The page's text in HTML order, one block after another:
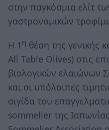
στην παγκόσμια ελίτ
γαστρονομικών
Η 1 η θέση της γενικής
All Table Olives) στις
βιολογικών ελαιώνων
και οι υπόλοιπες
αιγίδα του
sommelier της